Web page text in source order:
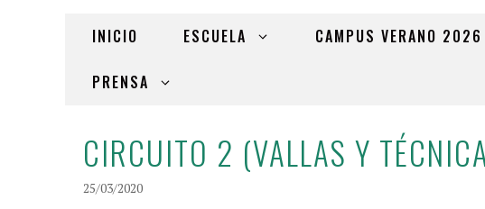
INICIO ESCUELA CAMPUS VERANO 2026
PRENSA
CIRCUITO 2 (VALLAS Y
25/03/2020